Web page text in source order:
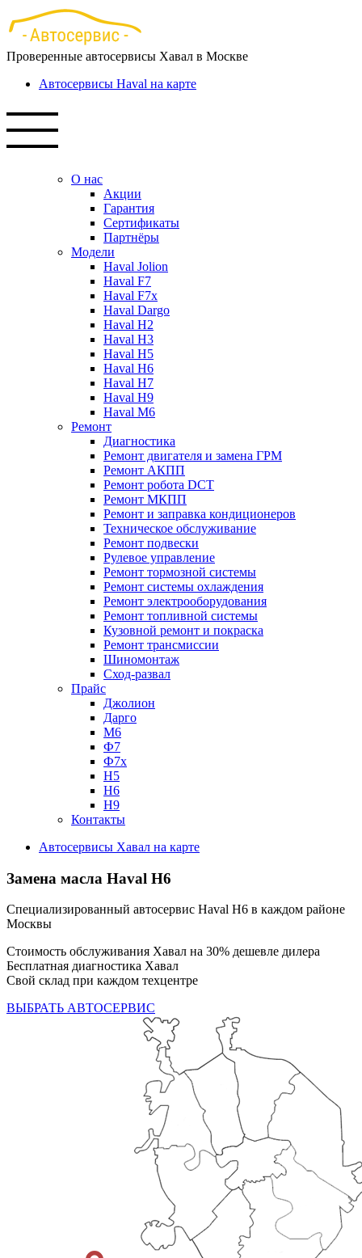
Перейти
к
основному
содержанию
Проверенные автосервисы Хавал в Москве
Автосервисы Haval на карте
О нас
Акции
Гарантия
Сертификаты
Партнёры
Модели
Haval Jolion
Haval F7
Haval F7x
Haval Dargo
Haval H2
Haval H3
Haval H5
Haval H6
Haval H7
Haval H9
Haval M6
Ремонт
Диагностика
Ремонт двигателя и замена ГРМ
Ремонт АКПП
Ремонт робота DCT
Ремонт МКПП
Ремонт и заправка кондиционеров
Техническое обслуживание
Ремонт подвески
Рулевое управление
Ремонт тормозной системы
Ремонт системы охлаждения
Ремонт электрооборудования
Ремонт топливной системы
Кузовной ремонт и покраска
Ремонт трансмиссии
Шиномонтаж
Сход-развал
Прайс
Джолион
Дарго
М6
Ф7
Ф7х
Н5
Н6
Н9
Контакты
Автосервисы Хавал на карте
Замена масла Haval H6
Специализированный автосервис Haval H6 в каждом районе
Москвы
Стоимость обслуживания Хавал на 30% дешевле дилера
Бесплатная диагностика Хавал
Свой склад при каждом техцентре
ВЫБРАТЬ АВТОСЕРВИС